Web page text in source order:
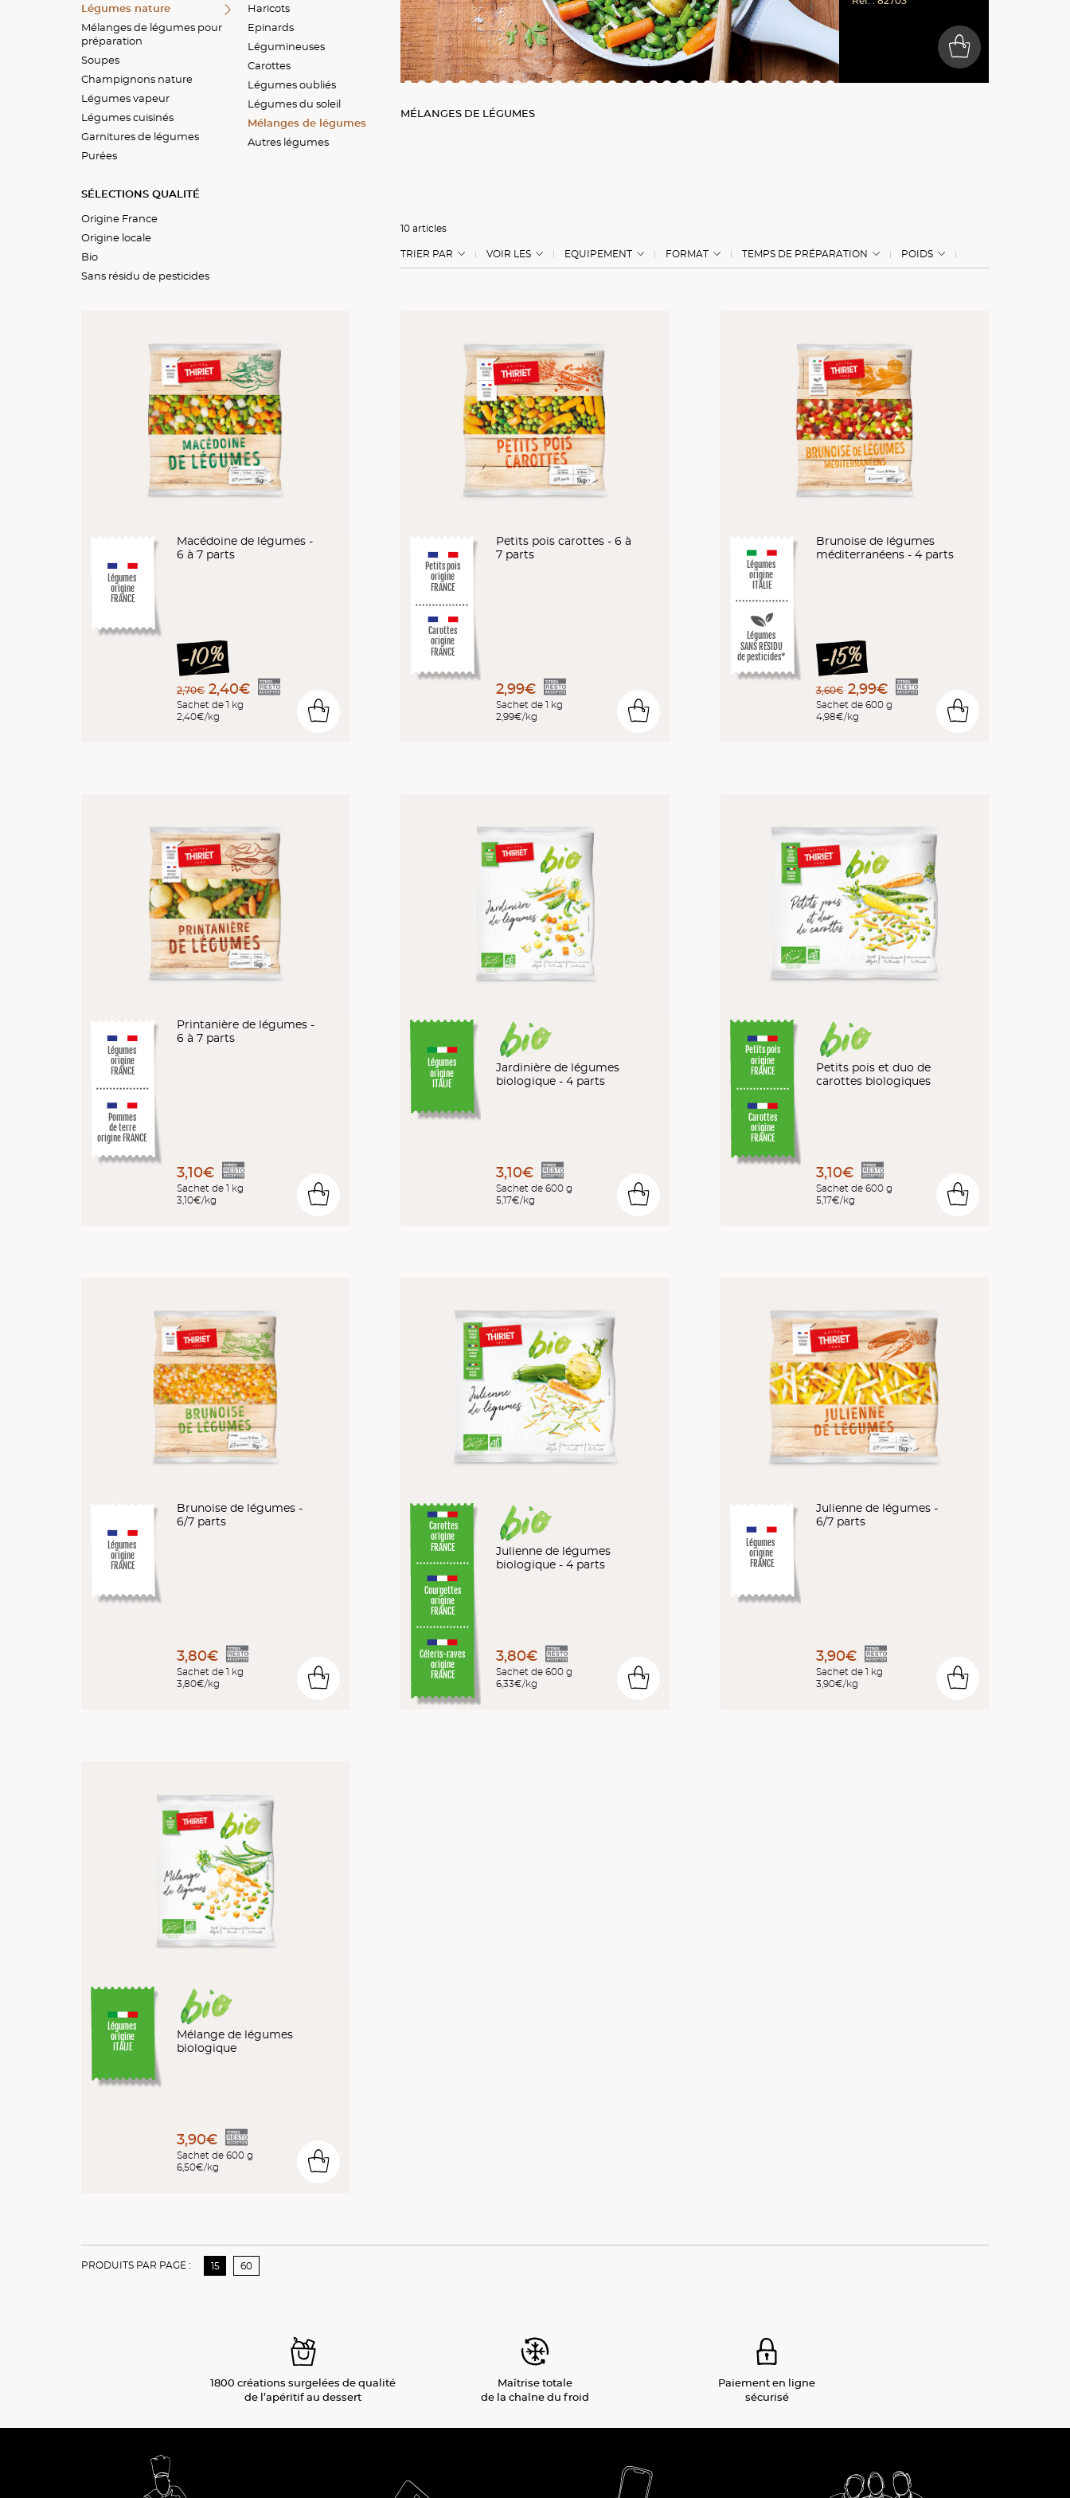
Légumes nature
Mélanges de légumes pour
préparation
Soupes
Champignons nature
Légumes vapeur
Légumes cuisinés
Garnitures de légumes
Purées
SÉLECTIONS QUALITÉ
Origine France
Origine locale
Bio
Sans résidu de pesticides
Haricots
Epinards
Légumineuses
Carottes
Légumes oubliés
Légumes du soleil
Mélanges de légumes
Autres légumes
Légumes pour potage
Mélanges de champignons
Poêlées assaisonnées
Accompagnements
individuels
Galettes
Végétal
Purées cuisinées
Ecrasés
0
MÉLANGES DE LÉGUMES
10 articles
TRIER PAR VOIR LES EQUIPEMENT FORMAT TEMPS DE PRÉPARATION POIDS
Légumes
origine
FRANCE
Macédoine de légumes -
6 à 7 parts
2,70€ 2,40€
Sachet de 1 kg
2,40€/kg
0
Petits pois
origine
FRANCE
Carottes
origine
FRANCE
Petits pois carottes - 6 à
7 parts
2,99€
Sachet de 1 kg
2,99€/kg
0
Légumes
SANS RÉSIDU
de pesticides*
Légumes
origine
ITALIE
Brunoise de légumes
méditerranéens - 4 parts
3,60€2,99€
Sachet de 600 g
4,98€/kg
0
Légumes
origine
FRANCE
Pommes
de terre
origine FRANCE
Printanière de légumes -
6 à 7 parts
3,10€
Sachet de 1 kg
3,10€/kg
0
Légumes
origine
ITALIE
Jardinière de légumes
biologique - 4 parts
3,10€
Sachet de 600 g
5,17€/kg
0
Petits pois
origine
FRANCE
Carottes
origine
FRANCE
Petits pois et duo de
carottes biologiques
3,10€
Sachet de 600 g
5,17€/kg
0
Légumes
origine
FRANCE
Brunoise de légumes -
6/7 parts
3,80€
Sachet de 1 kg
3,80€/kg
0
Carottes
origine
FRANCE
Courgettes
origine
FRANCE
Céleris-raves
origine
FRANCE
Julienne de légumes
biologique - 4 parts
3,80€
Sachet de 600 g
6,33€/kg
0
Légumes
origine
FRANCE
Julienne de légumes -
6/7 parts
3,90€
Sachet de 1 kg
3,90€/kg
0
Légumes
origine
ITALIE
Mélange de légumes
biologique
3,90€
Sachet de 600 g
6,50€/kg
0
PRODUITS PAR PAGE : 15 60
1800 créations surgelées de qualité
de l’apéritifau dessert
Maîtrise totale
de la chaîne du froid
Paiementen ligne
sécurisé